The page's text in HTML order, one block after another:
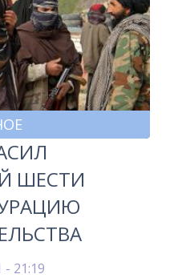
ШЕСТИ
- 21:19